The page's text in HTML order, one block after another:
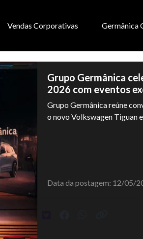
Vendas Corporativas Germânica
Grupo Germânica
2026 com eventos
Grupo Germânica reúne
o novo Volkswagen Tiguan
Data da postagem: 12/05/